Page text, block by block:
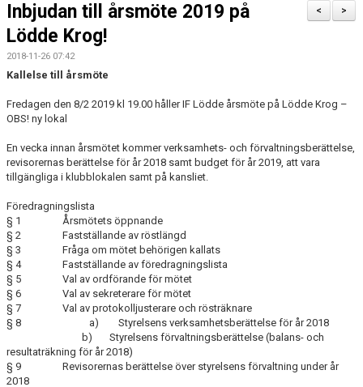
MATCHER
DOKUMENT
KLUBBSHOPEN
>
<
Inbjudan till årsmöte 2019 på
Lödde Krog!
2018-11-26 07:42
Kallelse till årsmöte
Fredagen den 8/2 2019 kl 19.00 håller IF Lödde årsmöte på Lödde Krog –
OBS! ny lokal
En vecka innan årsmötet kommer verksamhets- och förvaltningsberättelse,
revisorernas berättelse för år 2018 samt budget för år 2019, att vara
tillgängliga i klubblokalen samt på kansliet.
Föredragningslista
§ 1 Årsmötets öppnande
§ 2 Fastställande av röstlängd
§ 3 Fråga om mötet behörigen kallats
§ 4 Fastställande av föredragningslista
§ 5 Val av ordförande för mötet
§ 6 Val av sekreterare för mötet
§ 7 Val av protokolljusterare och rösträknare
§ 8 a) Styrelsens verksamhetsberättelse för år 2018
b) Styrelsens förvaltningsberättelse (balans- och
resultaträkning för år 2018)
§ 9 Revisorernas berättelse över styrelsens förvaltning under år
2018